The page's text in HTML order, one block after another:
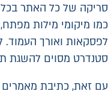
סריקה של כל האתר בכל
כמו מיקומי מילות מפתח,
לפסקאות ואורך
סטנדרט מסוים להשגת
עם זאת, כתיבת